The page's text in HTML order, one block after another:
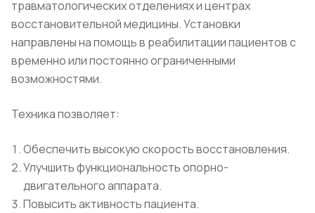
травматологических отделениях и центрах
восстановительной медицины. Установки
направлены на помощь в реабилитации пациентов с
временно или постоянно ограниченными
возможностями.
Техника позволяет:
Обеспечить высокую скорость восстановления.
Улучшить функциональность опорно-
двигательного аппарата.
Повысить активность пациента.